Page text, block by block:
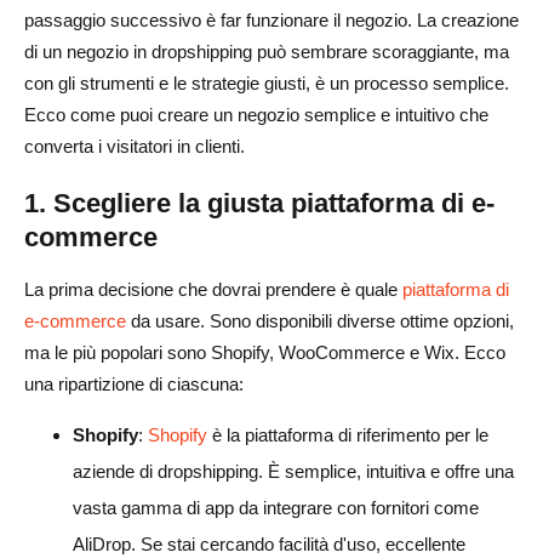
passaggio successivo è far funzionare il negozio. La creazione
di un negozio in dropshipping può sembrare scoraggiante, ma
con gli strumenti e le strategie giusti, è un processo semplice.
Ecco come puoi creare un negozio semplice e intuitivo che
converta i visitatori in clienti.
1. Scegliere la giusta piattaforma di e-
commerce
La prima decisione che dovrai prendere è quale piattaforma di
e-commerce da usare. Sono disponibili diverse ottime opzioni,
ma le più popolari sono Shopify, WooCommerce e Wix. Ecco
una ripartizione di ciascuna:
Shopify: Shopify è la piattaforma di riferimento per le
aziende di dropshipping. È semplice, intuitiva e offre una
vasta gamma di app da integrare con fornitori come
AliDrop. Se stai cercando facilità d'uso, eccellente